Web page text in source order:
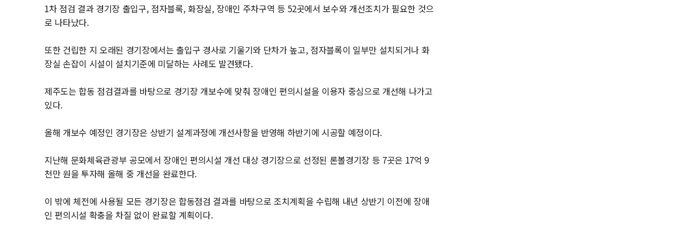
1차 점검 결과 경기장 출입구, 점자블록, 화장실, 장애인 주차구역 등 52곳에서 보수와 개선조치가 필요한 것으
로 나타났다.
또한 건립한 지 오래된 경기장에서는 출입구 경사로 기울기와 단차가 높고, 점자블록이 일부만 설치되거나 화
장실 손잡이 시설이 설치기준에 미달하는 사례도 발견됐다.
제주도는 합동 점검결과를 바탕으로 경기장 개보수에 맞춰 장애인 편의시설을 이용자 중심으로 개선해 나가고
있다.
올해 개보수 예정인 경기장은 상반기 설계과정에 개선사항을 반영해 하반기에 시공할 예정이다.
지난해 문화체육관광부 공모에서 장애인 편의시설 개선 대상 경기장으로 선정된 론볼경기장 등 7곳은 17억 9
천만 원을 투자해 올해 중 개선을 완료한다.
이 밖에 체전에 사용될 모든 경기장은 합동점검 결과를 바탕으로 조치계획을 수립해 내년 상반기 이전에 장애
인 편의시설 확충을 차질 없이 완료할 계획이다.